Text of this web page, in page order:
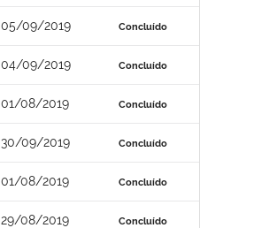
05/09/2019 Concluído
04/09/2019 Concluído
01/08/2019 Concluído
30/09/2019 Concluído
01/08/2019 Concluído
29/08/2019 Concluído